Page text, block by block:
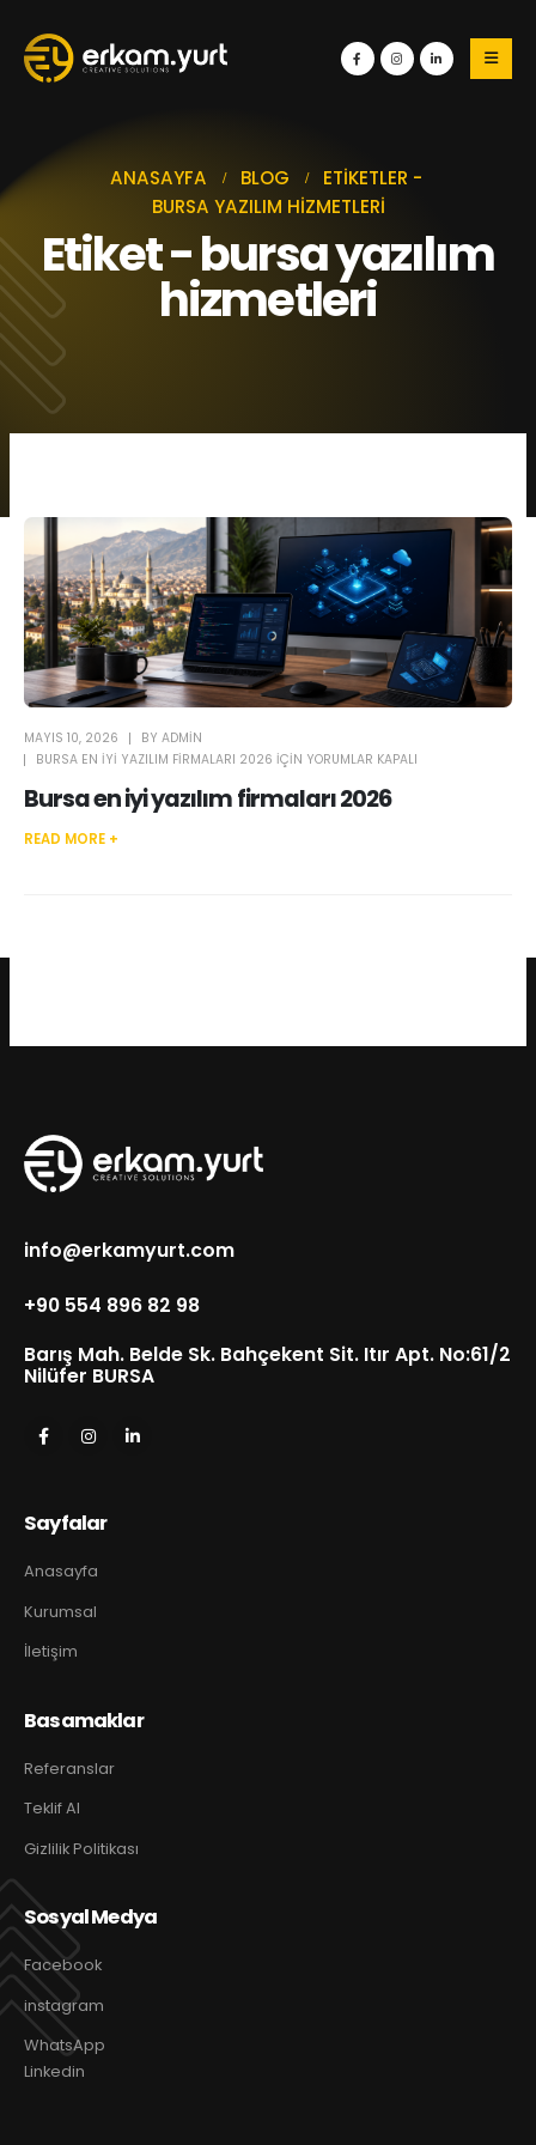
ANASAYFA BLOG
ETIKETLER -
BURSA YAZILIM HIZMETLERI
Etiket - bursa yazılım
hizmetleri
MAYIS 10, 2026 BY ADMIN
BURSA EN IYI YAZILIM FIRMALARI 2026 IÇIN YORUMLAR KAPALI
Bursa en iyi yazılım firmaları 2026
READ MORE +
info@erkamyurt.com
+90 554 896 82 98
Barış Mah. Belde Sk. Bahçekent Sit. Itır Apt. No:61/2
Nilüfer BURSA
Sayfalar
Anasayfa
Kurumsal
İletişim
Basamaklar
Referanslar
Teklif Al
Gizlilik Politikası
Sosyal Medya
Facebook
instagram
WhatsApp
Linkedin